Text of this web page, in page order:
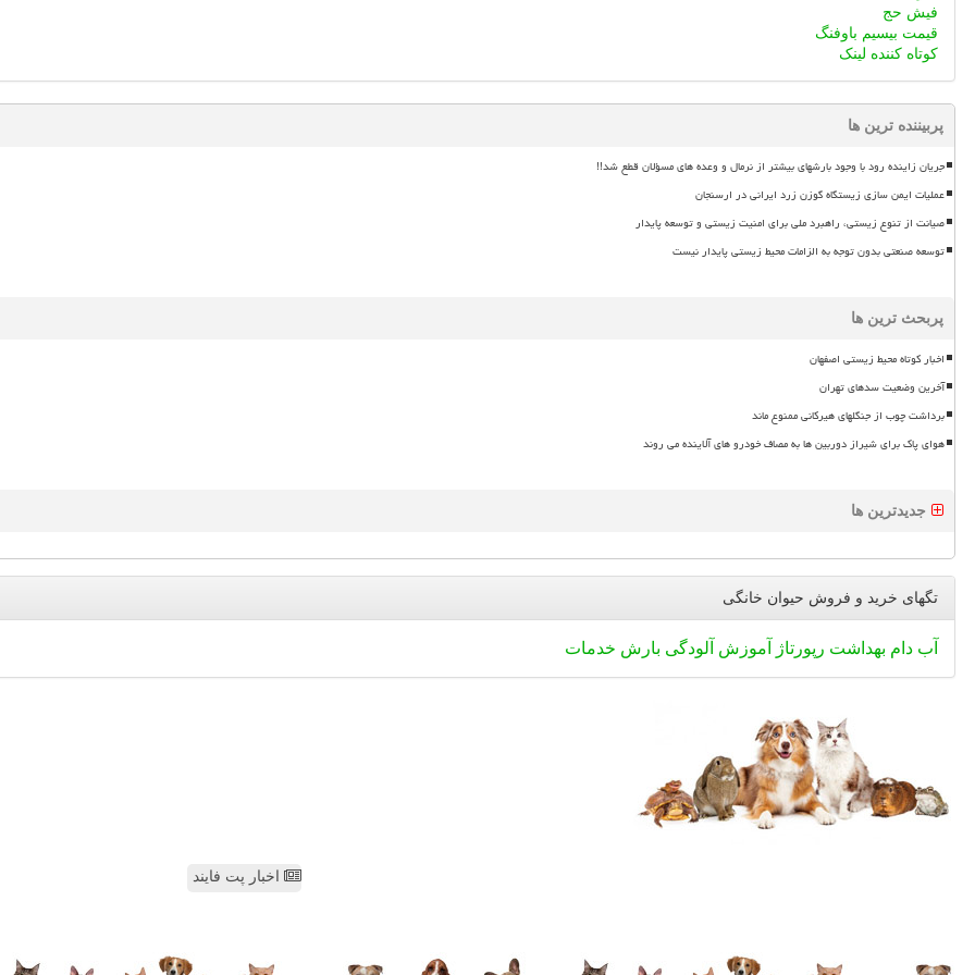
فیش حج
قیمت بیسیم باوفنگ
کوتاه کننده لینک
پربیننده ترین ها
جریان زاینده رود با وجود بارشهای بیشتر از نرمال و وعده های مسؤلان قطع شد!!
عملیات ایمن سازی زیستگاه گوزن زرد ایرانی در ارسنجان
صیانت از تنوع زیستی، راهبرد ملی برای امنیت زیستی و توسعه پایدار
توسعه صنعتی بدون توجه به الزامات محیط زیستی پایدار نیست
پربحث ترین ها
اخبار کوتاه محیط زیستی اصفهان
آخرین وضعیت سدهای تهران
برداشت چوب از جنگلهای هیرکانی ممنوع ماند
هوای پاک برای شیراز دوربین ها به مصاف خودرو های آلاینده می روند
جدیدترین ها
تگهای خرید و فروش حیوان خانگی
آب دام بهداشت رپورتاژ آموزش آلودگی بارش خدمات
اخبار پت فایند